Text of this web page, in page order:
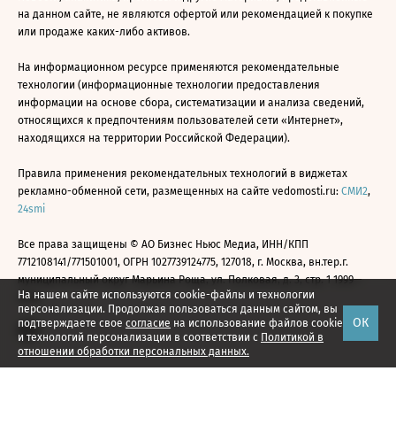
На нашем сайте используются cookie-файлы и технологии
персонализации. Продолжая пользоваться данным сайтом, вы
подтверждаете свое согласие на использование файлов cookie
и технологий персонализации в соответствии с Политикой в
отношении обработки персональных данных.
ОК
на данном сайте, не являются офертой или рекомендацией к покупке
или продаже каких-либо активов.
На информационном ресурсе применяются рекомендательные
технологии (информационные технологии предоставления
информации на основе сбора, систематизации и анализа сведений,
относящихся к предпочтениям пользователей сети «Интернет»,
находящихся на территории Российской Федерации).
Правила применения рекомендательных технологий в виджетах
рекламно-обменной сети, размещенных на сайте vedomosti.ru: СМИ2,
24smi
Все права защищены © АО Бизнес Ньюс Медиа, ИНН/КПП
7712108141/771501001, ОГРН 1027739124775, 127018, г. Москва, вн.тер.г.
муниципальный округ Марьина Роща, ул. Полковая, д. 3, стр. 1 1999—
2026